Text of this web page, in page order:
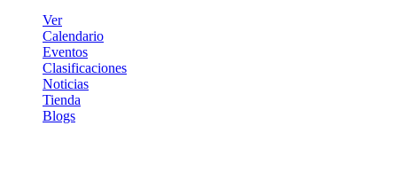
Ver
Calendario
Eventos
Clasificaciones
Noticias
Tienda
Blogs